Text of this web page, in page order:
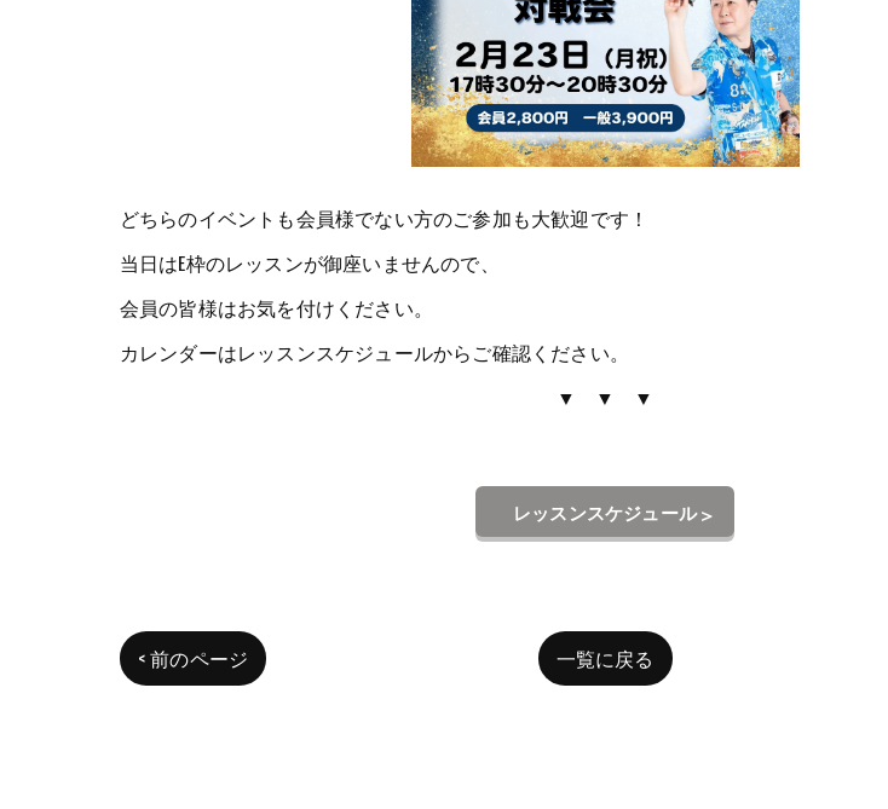
どちらのイベントも会員様でない方のご参加も大歓迎です！
当日はE枠のレッスンが御座いませんので、
会員の皆様はお気を付けください。
カレンダーはレッスンスケジュールからご確認ください。
▼ ▼ ▼
レッスンスケジュール
< 前のページ 一覧に戻る